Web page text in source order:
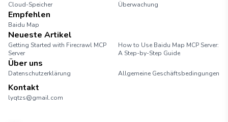
Cloud-Speicher
Überwachung
Empfehlen
Baidu Map
Neueste Artikel
Getting Started with Firecrawl MCP
Server
How to Use Baidu Map MCP Server:
A Step-by-Step Guide
Über uns
Datenschutzerklärung Allgemeine Geschäftsbedingungen
Kontakt
lyqtzs@gmail.com